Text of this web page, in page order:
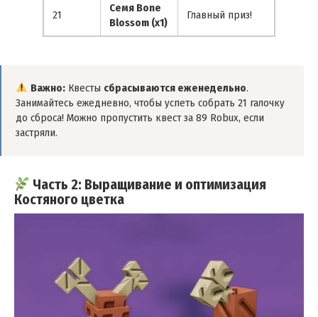
21
Семя Bone
Blossom (x1)
Главный приз!
Важно: Квесты сбрасываются еженедельно.
Занимайтесь ежедневно, чтобы успеть собрать 21 галочку
до сброса! Можно пропустить квест за 89 Robux, если
застряли.
Часть 2: Выращивание и оптимизация
Костяного цветка